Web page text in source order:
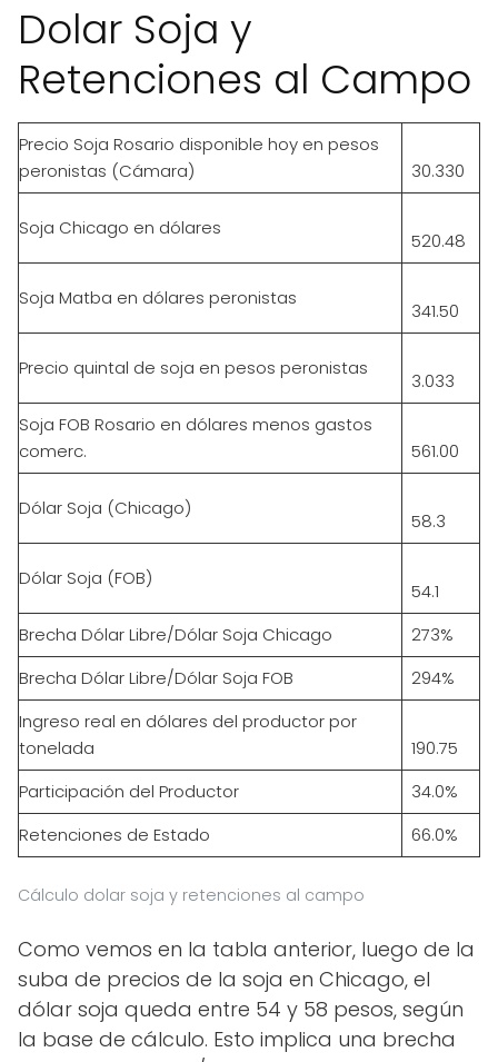
Dolar Soja y
Retenciones al Campo
Precio Soja Rosario disponible hoy en pesos
peronistas (Cámara)
30.330
Soja Chicago en dólares
520.48
Soja Matba en dólares peronistas
341.50
Precio quintal de soja en pesos peronistas
3.033
Soja FOB Rosario en dólares menos gastos
comerc.
561.00
Dólar Soja (Chicago)
58.3
Dólar Soja (FOB)
54.1
Brecha Dólar Libre/Dólar Soja Chicago
273%
Brecha Dólar Libre/Dólar Soja FOB
294%
Ingreso real en dólares del productor por
tonelada
190.75
Participación del Productor
34.0%
Retenciones de Estado
66.0%
Cálculo dolar soja y retenciones al campo
Como vemos en la tabla anterior, luego de la
suba de precios de la soja en Chicago, el
dólar soja queda entre 54 y 58 pesos, según
la base de cálculo. Esto implica una brecha